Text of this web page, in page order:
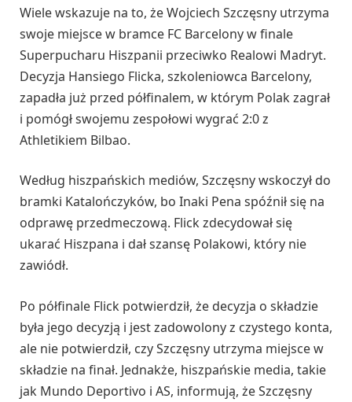
Wiele wskazuje na to, że Wojciech Szczęsny utrzyma
swoje miejsce w bramce FC Barcelony w finale
Superpucharu Hiszpanii przeciwko Realowi Madryt.
Decyzja Hansiego Flicka, szkoleniowca Barcelony,
zapadła już przed półfinalem, w którym Polak zagrał
i pomógł swojemu zespołowi wygrać 2:0 z
Athletikiem Bilbao.
Według hiszpańskich mediów, Szczęsny wskoczył do
bramki Katalończyków, bo Inaki Pena spóźnił się na
odprawę przedmeczową. Flick zdecydował się
ukarać Hiszpana i dał szansę Polakowi, który nie
zawiódł.
Po półfinale Flick potwierdził, że decyzja o składzie
była jego decyzją i jest zadowolony z czystego konta,
ale nie potwierdził, czy Szczęsny utrzyma miejsce w
składzie na finał. Jednakże, hiszpańskie media, takie
jak Mundo Deportivo i AS, informują, że Szczęsny